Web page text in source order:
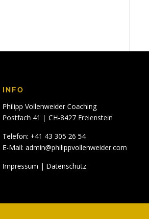
INFO
Philipp Vollenweider Coaching
Postfach 41 | CH-8427 Freienstein
Telefon: +41 43 305 26 54
E-Mail: admin@philippvollenweider.com
Impressum | Datenschutz